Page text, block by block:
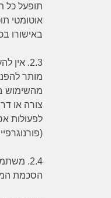
תופעל כל
אוטומטי
באישורו
2.3. אין
מותר
מהשימוש
צורה או
לפעולות
2.4.
הסכמת